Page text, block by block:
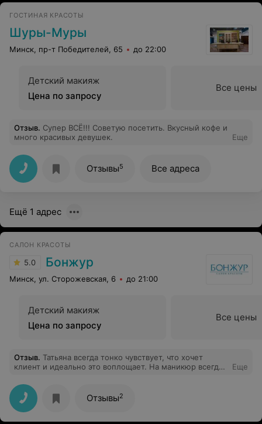
ГОСТИНАЯ КРАСОТЫ
Шуры-Муры
Минск, пр-т Победителей, 65 до 22:00
Детский макияж
Цена по запросу
Все цены
Отзыв. Супер ВСЁ!!! Советую посетить. Вкусный кофе и
много красивых девушек.
Еще
Отзывы5 Все адреса
Ещё 1 адрес
САЛОН КРАСОТЫ
5.0 Бонжур
Минск, ул. Сторожевская, 6 до 21:00
Детский макияж
Цена по запросу
Все цены
Отзыв. Татьяна всегда тонко чувствует, что хочет
клиент и идеально это воплощает. На маникюр всегда
желаемый результат и очень приятную беседу
Еще
Отзывы2